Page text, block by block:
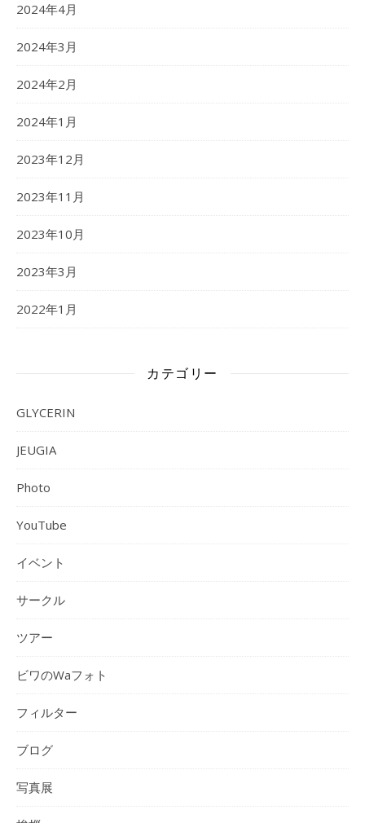
2024年4月
2024年3月
2024年2月
2024年1月
2023年12月
2023年11月
2023年10月
2023年3月
2022年1月
カテゴリー
GLYCERIN
JEUGIA
Photo
YouTube
イベント
サークル
ツアー
ビワのWaフォト
フィルター
ブログ
写真展